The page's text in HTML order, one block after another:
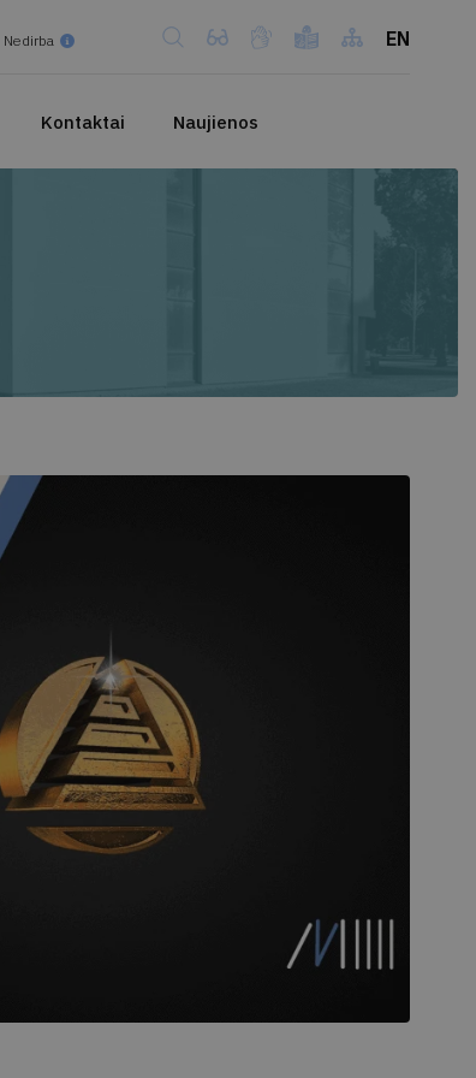
Nedirba EN
Kontaktai Naujienos